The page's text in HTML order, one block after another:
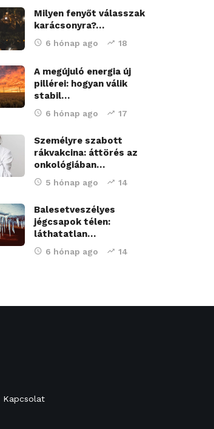
Milyen fenyőt válasszak
karácsonyra?…
6 hónap ago 18
A megújuló energia új
pillérei: hogyan válik
stabil…
6 hónap ago 17
Személyre szabott
rákvakcina: áttörés az
onkológiában…
5 hónap ago 14
Balesetveszélyes
jégcsapok télen:
láthatatlan…
6 hónap ago 14
Kapcsolat